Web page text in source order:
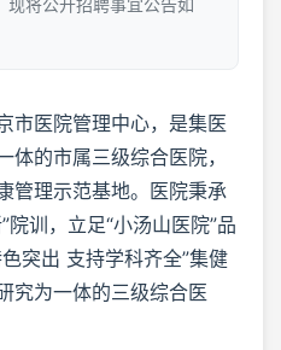
市医院管理中心，是集医
的市属三级综合医院，
管理示范基地。医院秉承
训，立足“小汤山医院”品
突出 支持学科齐全”集健
究为一体的三级综合医